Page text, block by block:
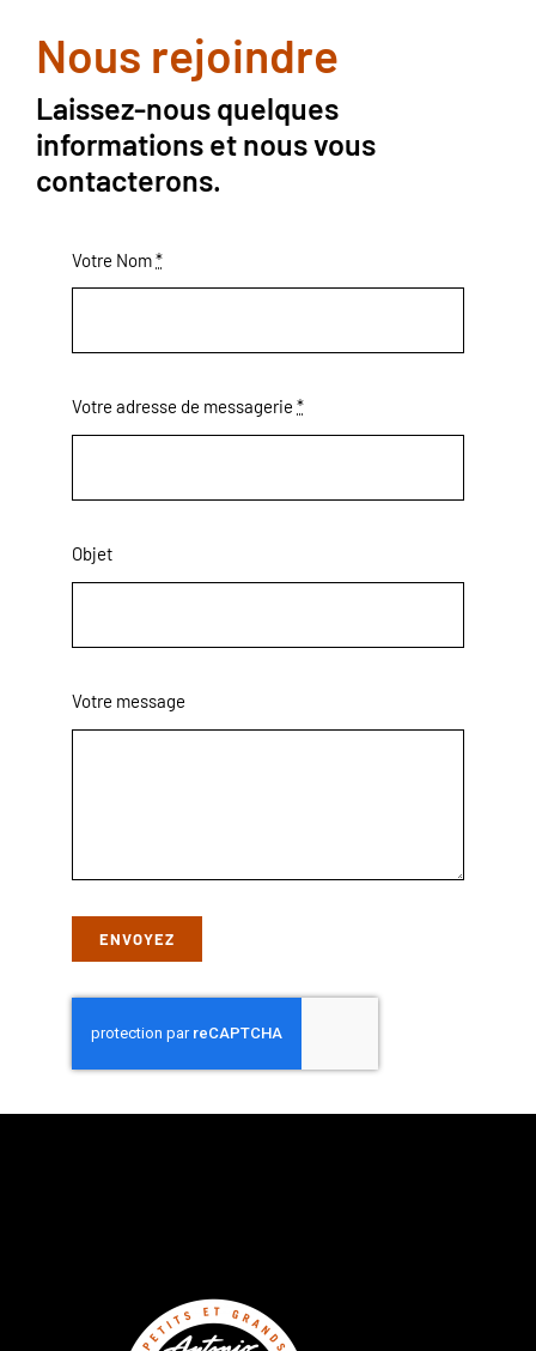
Nous rejoindre
Laissez-nous quelques
informations et nous vous
contacterons.
Votre Nom*
Votre adresse de messagerie *
Objet
Votre message
ENVOYEZ